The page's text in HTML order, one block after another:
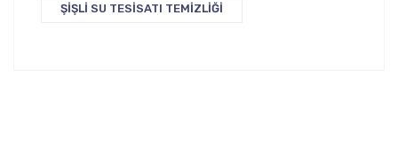
ŞIŞLI SU TESISATI TEMIZLIĞI